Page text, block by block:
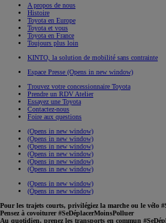
A propos de nous
Histoire
Toyota en Europe
Toyota et vous
Toyota en France
Toujours plus loin
KINTO, la solution de mobilité sans contrainte
Espace Presse (Opens in new window)
Trouvez votre concessionnaire Toyota
Prendre un RDV Atelier
Essayez une Toyota
Contactez-nous
Foire aux questions
(Opens in new window)
(Opens in new window)
(Opens in new window)
(Opens in new window)
(Opens in new window)
(Opens in new window)
(Opens in new window)
(Opens in new window)
Pour les trajets courts, privilégiez la marche ou le vélo
Pensez à covoiturer #SeDéplacerMoinsPolluer
Au quotidien, prenez les transports en commun